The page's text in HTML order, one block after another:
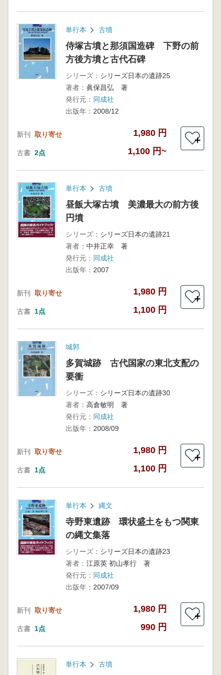
単行本 古墳
侍塚古墳と那須国造碑 下野の前
方後方墳と古代石碑
シリーズ： シリーズ日本の遺跡25
著者： 眞保昌弘 著
発行元： 同成社
出版年： 2008/12
新刊 取り寄せ 1,980 円
古書 2点 1,100 円~
＋
単行本 古墳
昼飯大塚古墳 美濃最大の前方後
円墳
シリーズ： シリーズ日本の遺跡21
著者： 中井正幸 著
発行元： 同成社
出版年： 2007
新刊 取り寄せ 1,980 円
古書 1点 1,100 円
＋
城郭
多賀城跡 古代国家の東北支配の
要衝
シリーズ： シリーズ日本の遺跡30
著者： 高倉敏明 著
発行元： 同成社
出版年： 2008/09
新刊 取り寄せ 1,980 円
古書 1点 1,100 円
＋
単行本 縄文
寺野東遺跡 環状盛土をもつ関東
の縄文集落
シリーズ： シリーズ日本の遺跡23
著者： 江原英 初山孝行 著
発行元： 同成社
出版年： 2007/09
新刊 取り寄せ 1,980 円
古書 1点 990 円
＋
単行本 古墳